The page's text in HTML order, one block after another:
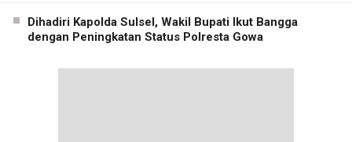
Dihadiri Kapolda Sulsel, Wakil Bupati Ikut Bangga
dengan Peningkatan Status Polresta Gowa